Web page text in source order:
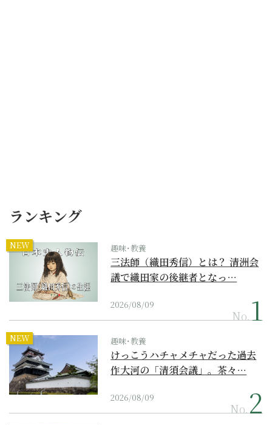
ランキング
NEW 趣味･教養
三法師（織田秀信）とは？ 清洲会
議で織田家の後継者となっ…
2026/08/09
No.
NEW 趣味･教養
けっこうハチャメチャだった過去
作大河の「清須会議」。茶々…
2026/08/09
No.